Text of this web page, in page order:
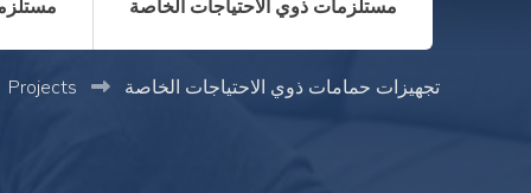
مستلزمات ذوي الاحتياجات الخاصة
Projects تجهيزات حمامات ذوي الاحتياجات الخاصة